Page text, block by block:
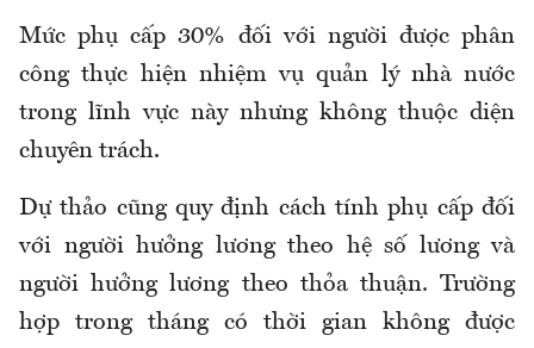
Mức phụ cấp 30% đối với người được phân
công thực hiện nhiệm vụ quản lý nhà nước
trong lĩnh vực này nhưng không thuộc diện
chuyên trách.
Dự thảo cũng quy định cách tính phụ cấp đối
với người hưởng lương theo hệ số lương và
người hưởng lương theo thỏa thuận. Trường
hợp trong tháng có thời gian không được